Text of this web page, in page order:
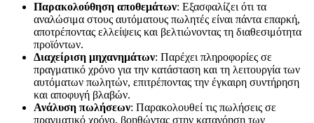
Παρακολούθηση αποθεμάτων: Εξασφαλίζει ότι τα
αναλώσιμα στους αυτόματους πωλητές είναι πάντα επαρκή,
αποτρέποντας ελλείψεις και βελτιώνοντας τη διαθεσιμότητα
προϊόντων.
Διαχείριση μηχανημάτων: Παρέχει πληροφορίες σε
πραγματικό χρόνο για την κατάσταση και τη λειτουργία των
αυτόματων πωλητών, επιτρέποντας την έγκαιρη συντήρηση
και αποφυγή βλαβών.
Ανάλυση πωλήσεων: Παρακολουθεί τις πωλήσεις σε
πραγματικό χρόνο, βοηθώντας στην κατανόηση των